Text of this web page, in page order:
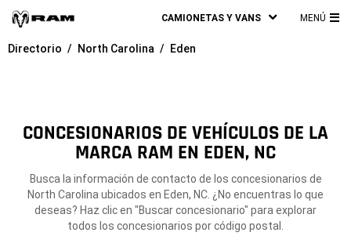
CAMIONETAS Y VANS MENÚ
Directorio North Carolina Eden
CONCESIONARIOS DE VEHÍCULOS DE LA
MARCA RAM EN EDEN, NC
Busca la información de contacto de los concesionarios de
North Carolina ubicados en Eden, NC. ¿No encuentras lo que
deseas? Haz clic en "Buscar concesionario" para explorar
todos los concesionarios por código postal.